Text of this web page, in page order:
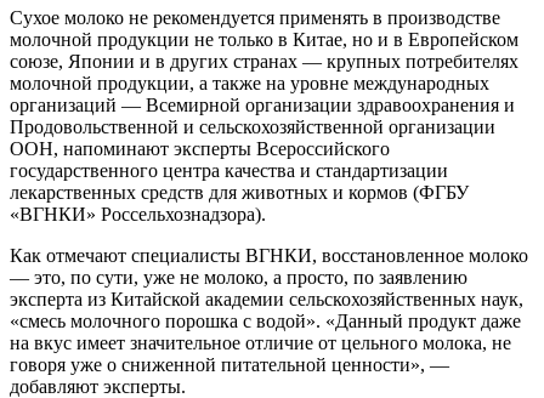
Сухое молоко не рекомендуется применять в производстве
молочной продукции не только в Китае, но и в Европейском
союзе, Японии и в других странах — крупных потребителях
молочной продукции, а также на уровне международных
организаций — Всемирной организации здравоохранения и
Продовольственной и сельскохозяйственной организации
ООН, напоминают эксперты Всероссийского
государственного центра качества и стандартизации
лекарственных средств для животных и кормов (ФГБУ
«ВГНКИ» Россельхознадзора).
Как отмечают специалисты ВГНКИ, восстановленное молоко
— это, по сути, уже не молоко, а просто, по заявлению
эксперта из Китайской академии сельскохозяйственных наук,
«смесь молочного порошка с водой». «Данный продукт даже
на вкус имеет значительное отличие от цельного молока, не
говоря уже о сниженной питательной ценности», —
добавляют эксперты.